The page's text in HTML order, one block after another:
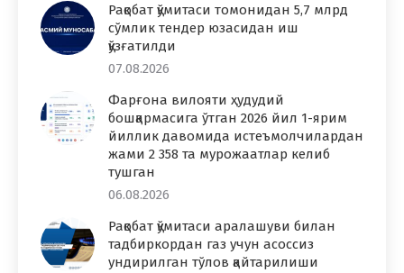
Рақобат қўмитаси томонидан 5,7 млрд
сўмлик тендер юзасидан иш
қўзғатилди
07.08.2026
Фарғона вилояти ҳудудий
бошқармасига ўтган 2026 йил 1-ярим
йиллик давомида истеъмолчилардан
жами 2 358 та мурожаатлар келиб
тушган
06.08.2026
Рақобат қўмитаси аралашуви билан
тадбиркордан газ учун асоссиз
ундирилган тўлов қайтарилиши